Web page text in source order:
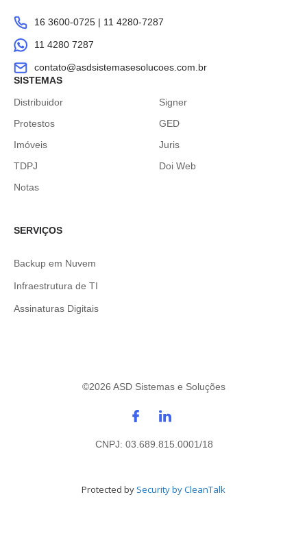
16 3600-0725 | 11 4280-7287
11 4280 7287
contato@asdsistemasesolucoes.com.br
SISTEMAS
Distribuidor
Protestos
Imóveis
TDPJ
Notas
Signer
GED
Juris
Doi Web
SERVIÇOS
Backup em Nuvem
Infraestrutura de TI
Assinaturas Digitais
©2026 ASD Sistemas e Soluções
CNPJ: 03.689.815.0001/18
Protected by Security by CleanTalk